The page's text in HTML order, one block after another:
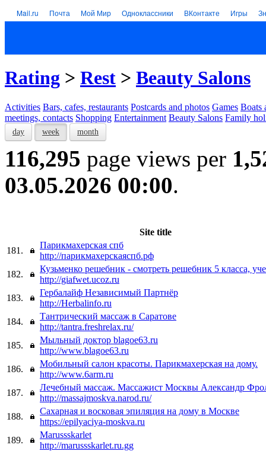
Mail.ru Почта Мой Мир Одноклассники ВКонтакте Игры
Rating > Rest > Beauty Salons
Activities Bars, cafes, restaurants Postcards and photos Games Boats
meetings, contacts Shopping Entertainment Beauty Salons Family
day week month
116,295 page views per
03.05.2026 00:00.
Site title
181.
Парикмахерская спб
http://парикмахерскаяспб.рф
182.
Кузьменко решебник - смотреть решебник 5 класса,
http://giafwet.ucoz.ru
183.
Гербалайф Независимый Партнёр
http://Herbalinfo.ru
184.
Тантрический массаж в Саратове
http://tantra.freshrelax.ru/
185.
Мыльный доктор blagoe63.ru
http://www.blagoe63.ru
186.
Мобильный салон красоты. Парикмахерская на дому.
http://www.6arm.ru
187.
Лечебный массаж. Массажист Москвы Александр
http://massajmoskva.narod.ru/
188.
Cахарная и восковая эпиляция на дому в Москве
https://epilyaciya-moskva.ru
189.
Marussskarlet
http://marussskarlet.ru.gg